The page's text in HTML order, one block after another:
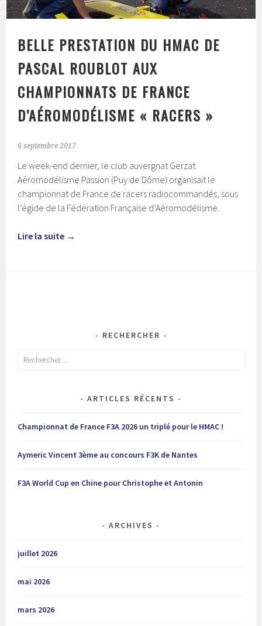
BELLE PRESTATION DU HMAC DE
PASCAL ROUBLOT AUX
CHAMPIONNATS DE FRANCE
D’AÉROMODÉLISME « RACERS »
6 septembre 2017
Le week-end dernier, le club auvergnat Gerzat
Aéromodélisme Passion (Puy de Dôme) organisait le
championnat de France de racers radiocommandés, sous
l’égide de la Fédération Française d’Aéromodélisme.
Lire la suite →
RECHERCHER
Rechercher :
ARTICLES RÉCENTS
Championnat de France F3A 2026 un triplé pour le HMAC !
Aymeric Vincent 3ème au concours F3K de Nantes
F3A World Cup en Chine pour Christophe et Antonin
ARCHIVES
juillet 2026
mai 2026
mars 2026